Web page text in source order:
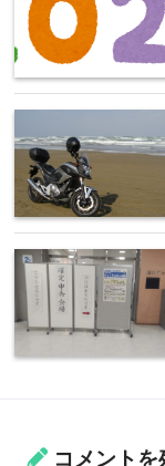
コメントを